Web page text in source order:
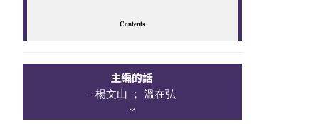
Contents
主編的話
- 楊文山 ； 溫在弘